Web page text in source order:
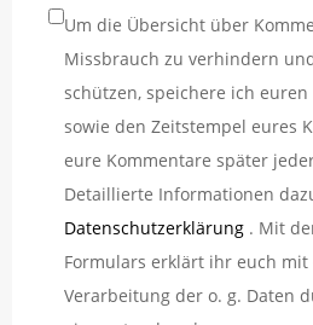
Um die Übersicht über
Missbrauch zu verhindern
schützen, speichere ich
sowie den Zeitstempel eures
eure Kommentare später
Detaillierte Informationen
Datenschutzerklärung . Mit
Formulars erklärt ihr euch
Verarbeitung der o. g. Daten